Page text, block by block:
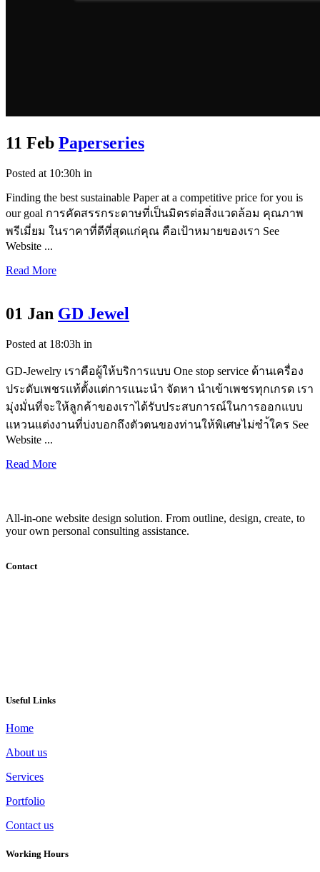
11 Feb Paperseries
Posted at 10:30h in
Finding the best sustainable Paper at a competitive price for you is
our goal การคัดสรรกระดาษที่เป็นมิตรต่อสิ่งแวดล้อม คุณภาพ
พรีเมี่ยม ในราคาที่ดีที่สุดแก่คุณ คือเป้าหมายของเรา See
Website ...
Read More
01 Jan GD Jewel
Posted at 18:03h in
GD-Jewelry เราคือผู้ให้บริการแบบ One stop service ด้านเครื่อง
ประดับเพชรแท้ตั้งแต่การแนะนำ จัดหา นำเข้าเพชรทุกเกรด เรา
มุ่งมั่นที่จะให้ลูกค้าของเราได้รับประสบการณ์ในการออกแบบ
แหวนแต่งงานที่บ่งบอกถึงตัวตนของท่านให้พิเศษไม่ซำ้ใคร See
Website ...
Read More
All-in-one website design solution. From outline, design, create, to
your own personal consulting assistance.
Contact
Useful Links
Home
About us
Services
Portfolio
Contact us
Working Hours